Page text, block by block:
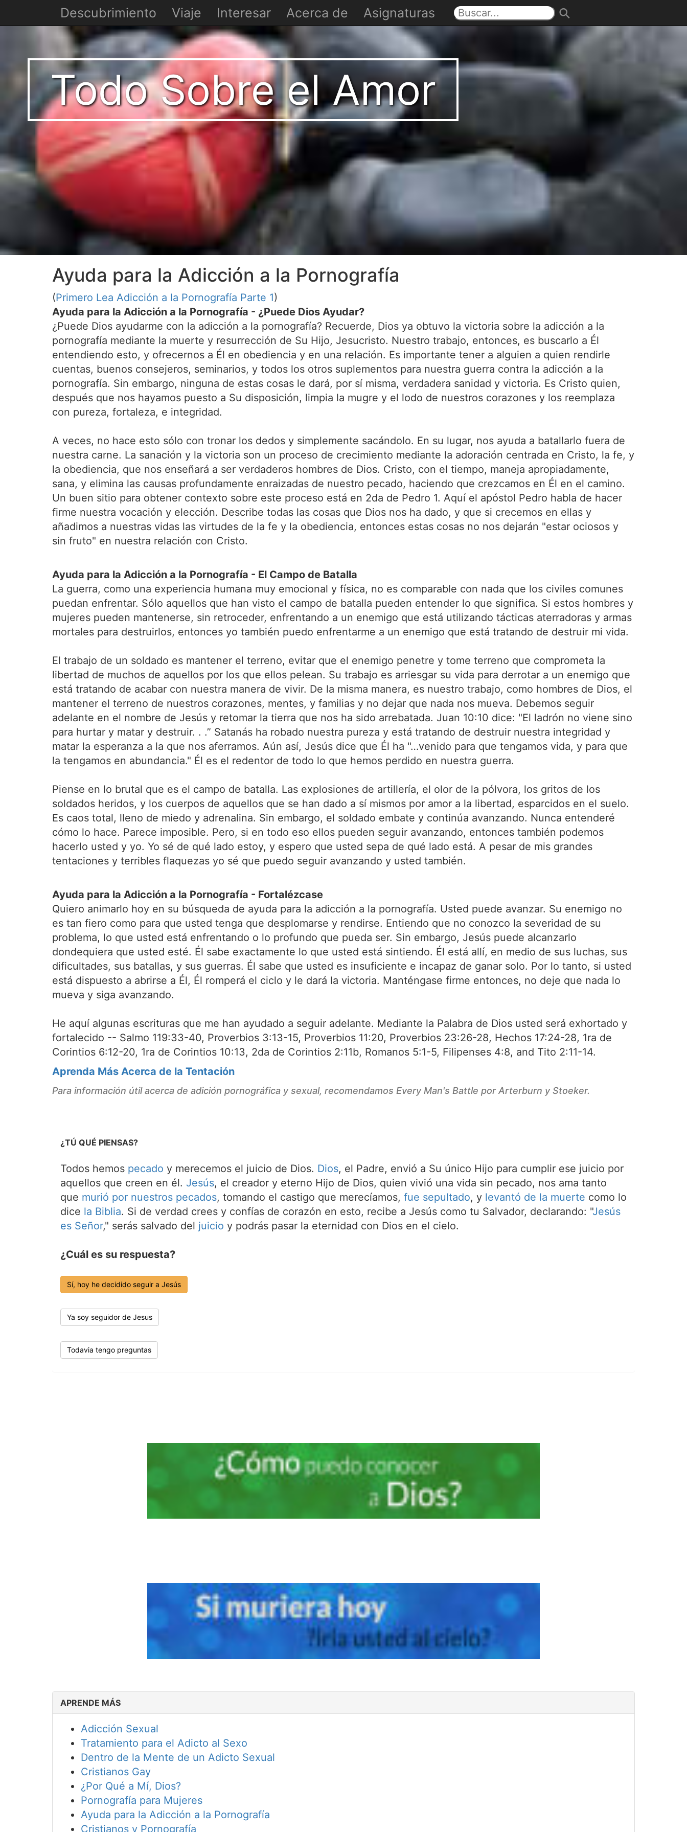
Todo Sobre el Amor
Ayuda para la Adicción a la Pornografía
(Primero Lea Adicción a la Pornografía Parte 1)
Ayuda para la Adicción a la Pornografía - ¿Puede Dios Ayudar?
¿Puede Dios ayudarme con la adicción a la pornografía? Recuerde, Dios ya obtuvo la victoria sobre la adicción a la
pornografía mediante la muerte y resurrección de Su Hijo, Jesucristo. Nuestro trabajo, entonces, es buscarlo a Él
entendiendo esto, y ofrecernos a Él en obediencia y en una relación. Es importante tener a alguien a quien rendirle
cuentas, buenos consejeros, seminarios, y todos los otros suplementos para nuestra guerra contra la adicción a la
pornografía. Sin embargo, ninguna de estas cosas le dará, por sí misma, verdadera sanidad y victoria. Es Cristo quien,
después que nos hayamos puesto a Su disposición, limpia la mugre y el lodo de nuestros corazones y los reemplaza
con pureza, fortaleza, e integridad.
A veces, no hace esto sólo con tronar los dedos y simplemente sacándolo. En su lugar, nos ayuda a batallarlo fuera de
nuestra carne. La sanación y la victoria son un proceso de crecimiento mediante la adoración centrada en Cristo, la fe, y
la obediencia, que nos enseñará a ser verdaderos hombres de Dios. Cristo, con el tiempo, maneja apropiadamente,
sana, y elimina las causas profundamente enraizadas de nuestro pecado, haciendo que crezcamos en Él en el camino.
Un buen sitio para obtener contexto sobre este proceso está en 2da de Pedro 1. Aquí el apóstol Pedro habla de hacer
firme nuestra vocación y elección. Describe todas las cosas que Dios nos ha dado, y que si crecemos en ellas y
añadimos a nuestras vidas las virtudes de la fe y la obediencia, entonces estas cosas no nos dejarán "estar ociosos y
sin fruto" en nuestra relación con Cristo.
Ayuda para la Adicción a la Pornografía - El Campo de Batalla
La guerra, como una experiencia humana muy emocional y física, no es comparable con nada que los civiles comunes
puedan enfrentar. Sólo aquellos que han visto el campo de batalla pueden entender lo que significa. Si estos hombres y
mujeres pueden mantenerse, sin retroceder, enfrentando a un enemigo que está utilizando tácticas aterradoras y armas
mortales para destruirlos, entonces yo también puedo enfrentarme a un enemigo que está tratando de destruir mi vida.
El trabajo de un soldado es mantener el terreno, evitar que el enemigo penetre y tome terreno que comprometa la
libertad de muchos de aquellos por los que ellos pelean. Su trabajo es arriesgar su vida para derrotar a un enemigo que
está tratando de acabar con nuestra manera de vivir. De la misma manera, es nuestro trabajo, como hombres de Dios, el
mantener el terreno de nuestros corazones, mentes, y familias y no dejar que nada nos mueva. Debemos seguir
adelante en el nombre de Jesús y retomar la tierra que nos ha sido arrebatada. Juan 10:10 dice: "El ladrón no viene sino
para hurtar y matar y destruir. . .” Satanás ha robado nuestra pureza y está tratando de destruir nuestra integridad y
matar la esperanza a la que nos aferramos. Aún así, Jesús dice que Él ha "…venido para que tengamos vida, y para que
la tengamos en abundancia." Él es el redentor de todo lo que hemos perdido en nuestra guerra.
Piense en lo brutal que es el campo de batalla. Las explosiones de artillería, el olor de la pólvora, los gritos de los
soldados heridos, y los cuerpos de aquellos que se han dado a sí mismos por amor a la libertad, esparcidos en el suelo.
Es caos total, lleno de miedo y adrenalina. Sin embargo, el soldado embate y continúa avanzando. Nunca entenderé
cómo lo hace. Parece imposible. Pero, si en todo eso ellos pueden seguir avanzando, entonces también podemos
hacerlo usted y yo. Yo sé de qué lado estoy, y espero que usted sepa de qué lado está. A pesar de mis grandes
tentaciones y terribles flaquezas yo sé que puedo seguir avanzando y usted también.
Ayuda para la Adicción a la Pornografía - Fortalézcase
Quiero animarlo hoy en su búsqueda de ayuda para la adicción a la pornografía. Usted puede avanzar. Su enemigo no
es tan fiero como para que usted tenga que desplomarse y rendirse. Entiendo que no conozco la severidad de su
problema, lo que usted está enfrentando o lo profundo que pueda ser. Sin embargo, Jesús puede alcanzarlo
dondequiera que usted esté. Él sabe exactamente lo que usted está sintiendo. Él está allí, en medio de sus luchas, sus
dificultades, sus batallas, y sus guerras. Él sabe que usted es insuficiente e incapaz de ganar solo. Por lo tanto, si usted
está dispuesto a abrirse a Él, Él romperá el ciclo y le dará la victoria. Manténgase firme entonces, no deje que nada lo
mueva y siga avanzando.
He aquí algunas escrituras que me han ayudado a seguir adelante. Mediante la Palabra de Dios usted será exhortado y
fortalecido -- Salmo 119:33-40, Proverbios 3:13-15, Proverbios 11:20, Proverbios 23:26-28, Hechos 17:24-28, 1ra de
Corintios 6:12-20, 1ra de Corintios 10:13, 2da de Corintios 2:11b, Romanos 5:1-5, Filipenses 4:8, and Tito 2:11-14.
Aprenda Más Acerca de la Tentación
Para información útil acerca de adición pornográfica y sexual, recomendamos Every Man's Battle por Arterburn y Stoeker.
¿TÚ QUÉ PIENSAS?
Todos hemos pecado y merecemos el juicio de Dios. Dios, el Padre, envió a Su único Hijo para cumplir ese juicio por
aquellos que creen en él. Jesús, el creador y eterno Hijo de Dios, quien vivió una vida sin pecado, nos ama tanto
que murió por nuestros pecados, tomando el castigo que merecíamos, fue sepultado, y levantó de la muerte como lo
dice la Biblia. Si de verdad crees y confías de corazón en esto, recibe a Jesús como tu Salvador, declarando: "Jesús
es Señor," serás salvado del juicio y podrás pasar la eternidad con Dios en el cielo.
¿Cuál es su respuesta?
Sí, hoy he decidido seguir a Jesús
Ya soy seguidor de Jesus
Todavia tengo preguntas
APRENDE MÁS
Adicción Sexual
Tratamiento para el Adicto al Sexo
Dentro de la Mente de un Adicto Sexual
Cristianos Gay
¿Por Qué a Mí, Dios?
Pornografía para Mujeres
Ayuda para la Adicción a la Pornografía
Cristianos y Pornografía
Descubrimiento Viaje Interesar Acerca de Asignaturas